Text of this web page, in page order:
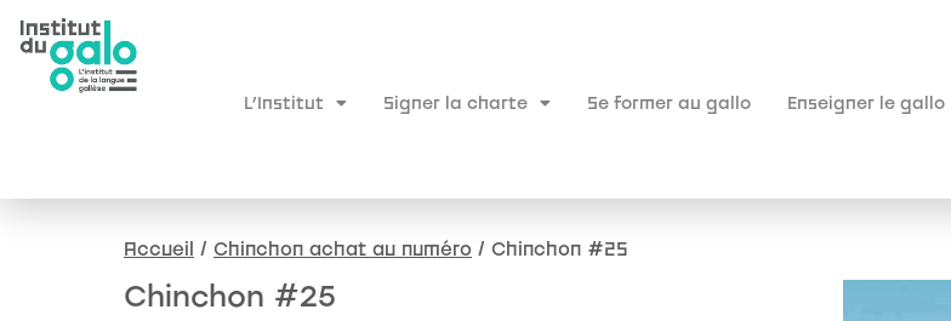
L’Institut Signer la charte Se former au gallo Enseigner le gallo
Accueil / Chinchon achat au numéro / Chinchon #25
Chinchon #25